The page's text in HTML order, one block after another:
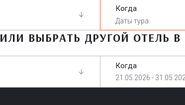
Когда
ИЛИ ВЫБРАТЬ ДРУГОЙ ОТЕЛЬ В
Когда
21.05.2026 -